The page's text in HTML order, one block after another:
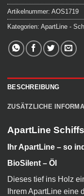
Artikelnummer: AOS1719
Kategorien: ApartLine -
BESCHREIBUNG
ZUSÄTZLICHE
ApartLine
Ihr ApartLine – so
BioSilent – Öl
Dieses tief ins Holz
Ihrem ApartLine eine